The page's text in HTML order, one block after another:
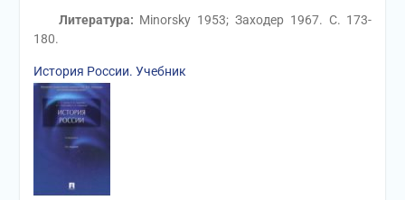
Литература: Minorsky 1953; Заходер 1967. С. 173-
180.
История России. Учебник